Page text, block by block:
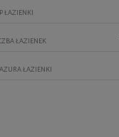
ŁAZIENKI
ŁAZIENEK
ŁAZIENKI